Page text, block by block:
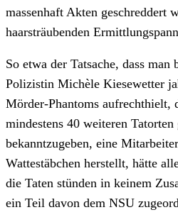
massenhaft Akten geschreddert
haarsträubenden
So etwa der Tatsache, dass
Polizistin Michèle Kiesewetter
Mörder-Phantoms aufrechthielt,
mindestens 40 weiteren
bekanntzugeben, eine
Wattestäbchen herstellt, hätte
die Taten stünden in keinem
ein Teil davon dem NSU